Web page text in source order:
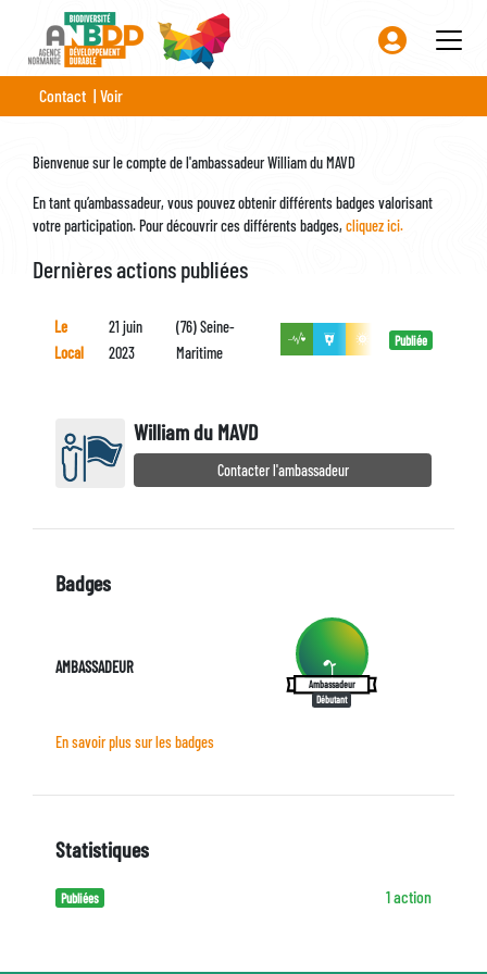
contenu
principal
Onglets
principaux
Contact Voir
Bienvenue sur le compte de l'ambassadeur William du MAVD
En tant qu’ambassadeur, vous pouvez obtenir différents badges valorisant
votre participation. Pour découvrir ces différents badges, cliquez ici.
Dernières actions publiées
Le
Local
21 juin
2023
(76) Seine-
Maritime
Publiée
William du MAVD
Contacter l'ambassadeur
Badges
AMBASSADEUR
Ambassadeur
Débutant
En savoir plus sur les badges
Statistiques
Publiées 1 action